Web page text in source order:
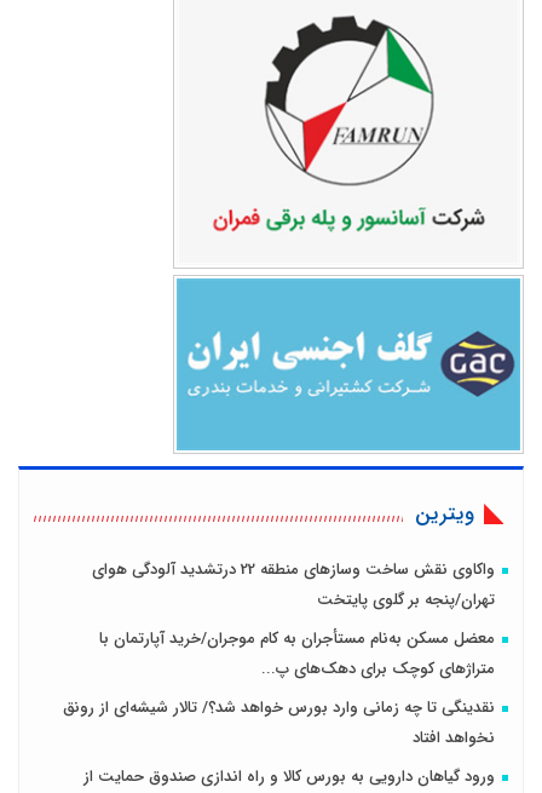
ویترین
واکاوی نقش ساخت وسازهای منطقه 22 درتشدید آلودگی هوای
تهران/پنجه بر گلوی پایتخت
معضل مسکن به‌نام مستأجران به کام موجران/خرید آپارتمان با
متراژهای کوچک برای دهک‌های پ...
نقدینگی تا چه زمانی وارد بورس خواهد شد؟/ تالار شیشه‌ای از رونق
نخواهد افتاد
ورود گیاهان دارویی به بورس کالا و راه اندازی صندوق حمایت از